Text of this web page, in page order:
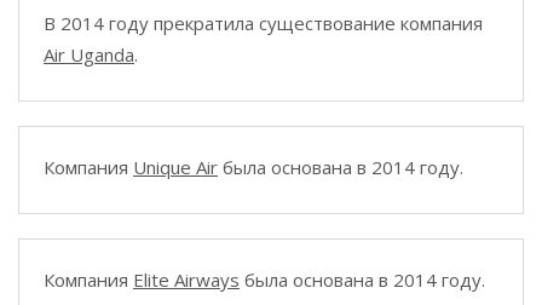
В 2014 году прекратила существование компания
Air Uganda.
Компания Unique Air была основана в 2014 году.
Компания Elite Airways была основана в 2014 году.